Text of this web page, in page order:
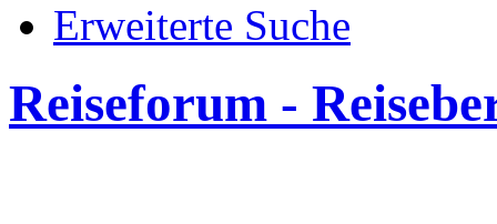
Erweiterte Suche
Reiseforum -